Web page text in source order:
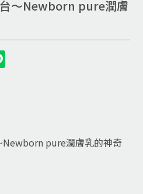
～Newborn pure潤膚
Newborn pure潤膚乳的神奇